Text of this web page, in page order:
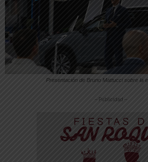
Presentación de Bruno Mattucci sobre la
-- Publicidad --